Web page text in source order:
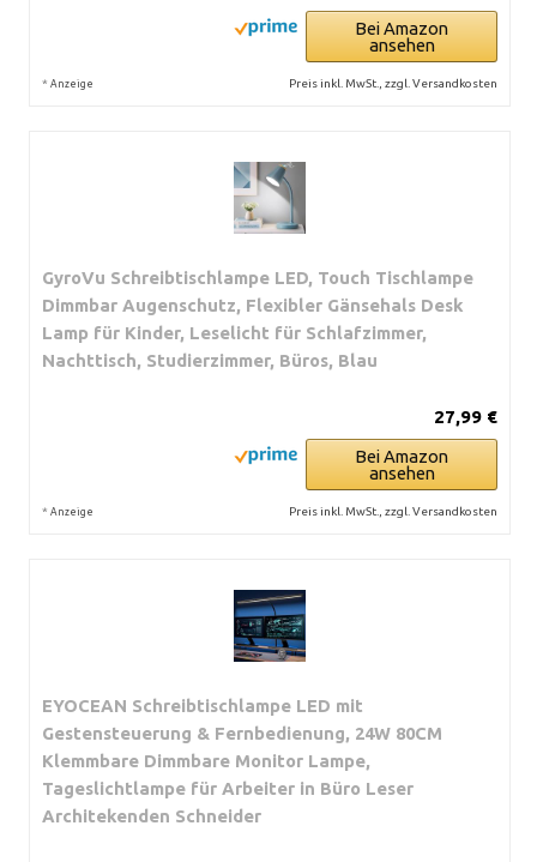
Bei Amazon
ansehen
* Anzeige Preis inkl. MwSt., zzgl. Versandkosten
GyroVu Schreibtischlampe LED, Touch Tischlampe
Dimmbar Augenschutz, Flexibler Gänsehals Desk
Lamp für Kinder, Leselicht für Schlafzimmer,
Nachttisch, Studierzimmer, Büros, Blau
27,99 €
Bei Amazon
ansehen
* Anzeige Preis inkl. MwSt., zzgl. Versandkosten
EYOCEAN Schreibtischlampe LED mit
Gestensteuerung & Fernbedienung, 24W 80CM
Klemmbare Dimmbare Monitor Lampe,
Tageslichtlampe für Arbeiter in Büro Leser
Architekenden Schneider